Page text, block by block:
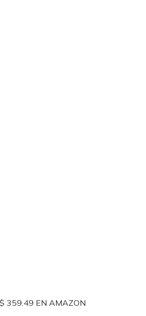
359.49 EN AMAZON